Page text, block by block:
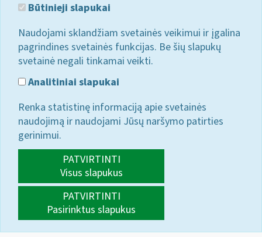
Būtinieji slapukai
Naudojami sklandžiam svetainės veikimui ir įgalina
pagrindines svetainės funkcijas. Be šių slapukų
svetainė negali tinkamai veikti.
Analitiniai slapukai
Renka statistinę informaciją apie svetainės
naudojimą ir naudojami Jūsų naršymo patirties
gerinimui.
PATVIRTINTI
Visus slapukus
PATVIRTINTI
Pasirinktus slapukus